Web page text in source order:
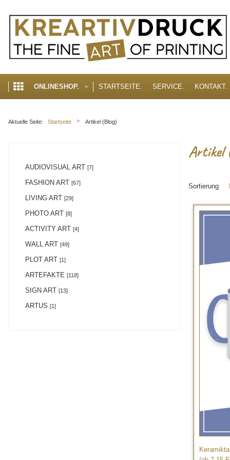
Cookie Hinweis
Um die Inhalte unserer Webseite optimal zu gestalten und fortlaufend zu
erhalten Sie in unserer Datenschutzerklärung.
► Datenschutzerklärung
ONLINESHOP. STARTSEITE. SERVICE. KONTAKT.
Aktuelle Seite: Startseite Artikel (Blog)
Artikel
Sortierung
AUDIOVISUAL ART [7]
FASHION ART [67]
LIVING ART [29]
PHOTO ART [8]
ACTIVITY ART [4]
WALL ART [49]
PLOT ART [1]
ARTEFAKTE [118]
SIGN ART [13]
ARTUS [1]